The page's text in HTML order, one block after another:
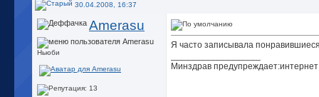
30.04.2008, 16:37
Amerasu
Ньюби
Я часто записывала
Минздрав